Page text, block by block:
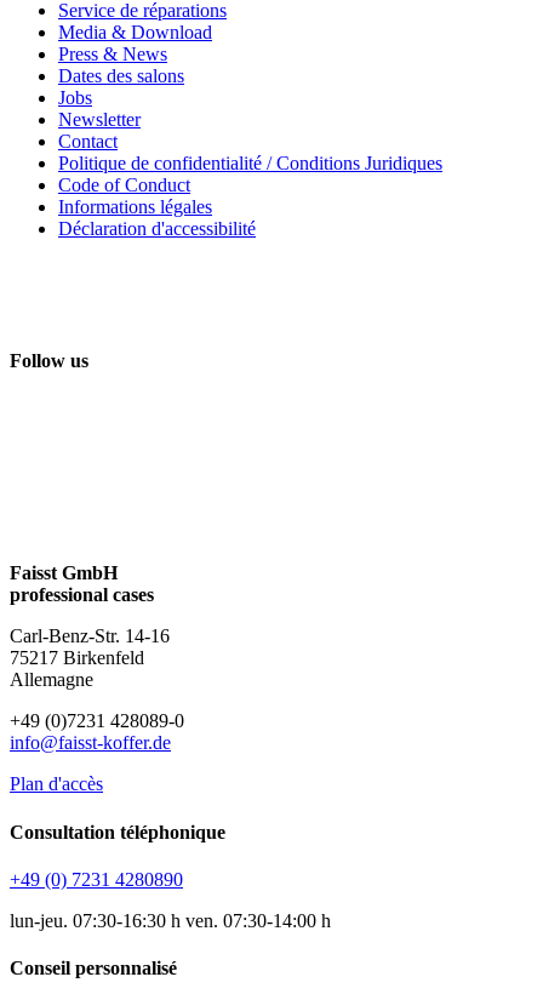
Service de réparations
Media & Download
Press & News
Dates des salons
Jobs
Newsletter
Contact
Politique de confidentialité / Conditions Juridiques
Code of Conduct
Informations légales
Déclaration d'accessibilité
Follow us
Faisst GmbH
professional cases
Carl-Benz-Str. 14-16
75217 Birkenfeld
Allemagne
+49 (0)7231 428089-0
info@faisst-koffer.de
Plan d'accès
Consultation téléphonique
+49 (0) 7231 4280890
lun-jeu. 07:30-16:30 h ven. 07:30-14:00 h
Conseil personnalisé